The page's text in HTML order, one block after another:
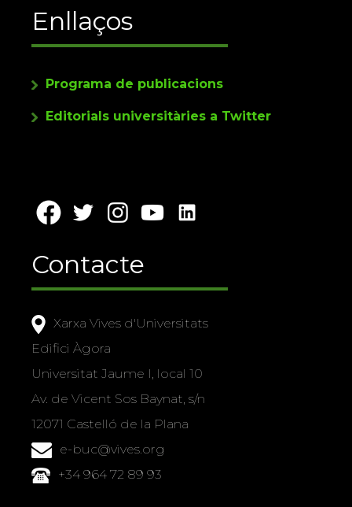
Enllaços
Programa de publicacions
Editorials universitàries a Twitter
Contacte
Xarxa Vives d'Universitats
Edifici Àgora
Universitat Jaume I, local 10
Av. de Vicent Sos Baynat, s/n
12071 Castelló de la Plana
e-buc@vives.org
+34 964 72 89 93